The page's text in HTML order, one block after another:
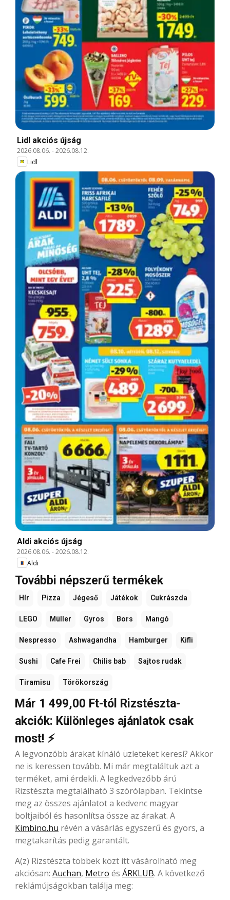
Lidl akciós újság
2026.08.06. -2026.08.12.
Lidl
Aldi akciós újság
2026.08.06. -2026.08.12.
Aldi
További népszerű termékek
Hír Pizza Jégeső Játékok Cukrászda
LEGO Müller Gyros Bors Mangó
Nespresso Ashwagandha Hamburger Kifli
Sushi Cafe Frei Chilis bab Sajtos rudak
Tiramisu Törökország
Már 1 499,00 Ft-tól Rizstészta-
akciók: Különleges ajánlatok csak
most! ⚡
A legvonzóbb árakat kínáló üzleteket keresi? Akkor
ne is keressen tovább. Mi már megtaláltuk azt a
terméket, ami érdekli. A legkedvezőbb árú
Rizstészta megtalálható 3 szórólapban. Tekintse
meg az összes ajánlatot a kedvenc magyar
boltjaiból és hasonlítsa össze az árakat. A
Kimbino.hu révén a vásárlás egyszerű és gyors, a
megtakarítás pedig garantált.
A(z) Rizstészta többek közt itt vásárolható meg
akciósan: Auchan, Metro és ÁRKLUB. A következő
reklámújságokban találja meg: